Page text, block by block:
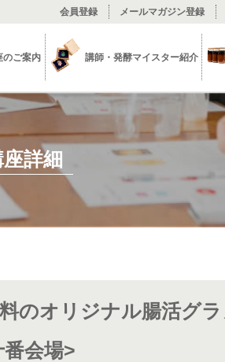
会員登録 メールマガジン登録
のご案内 講師・発酵マイスター紹介
詳細
のオリジナル腸活グ
会場>